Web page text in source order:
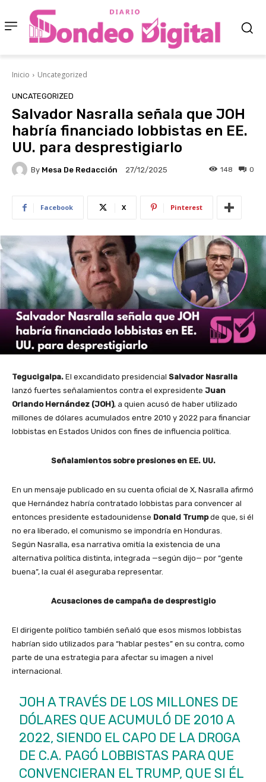
Inicio Uncategorized
UNCATEGORIZED
Salvador Nasralla señala que JOH
habría financiado lobbistas en EE.
UU. para desprestigiarlo
By Mesa De Redacción 27/12/2025 0
148
Facebook X Pinterest
Tegucigalpa. El excandidato presidencial Salvador Nasralla
lanzó fuertes señalamientos contra el expresidente Juan
Orlando Hernández (JOH), a quien acusó de haber utilizado
millones de dólares acumulados entre 2010 y 2022 para financiar
lobbistas en Estados Unidos con fines de influencia política.
Señalamientos sobre presiones en EE. UU.
En un mensaje publicado en su cuenta oficial de X, Nasralla afirmó
que Hernández habría contratado lobbistas para convencer al
entonces presidente estadounidense Donald Trumpde que, si él
no era liberado, el comunismo se impondría en Honduras.
Según Nasralla, esa narrativa omitía la existencia de una
alternativa política distinta, integrada —según dijo— por “gente
buena”, la cual él aseguraba representar.
Acusaciones de campaña de desprestigio
El dirigente político también señaló que esos mismos lobbistas
habrían sido utilizados para “hablar pestes” en su contra, como
parte de una estrategia para afectar su imagen a nivel
internacional.
JOH A TRAVÉS DE LOS MILLONES DE
DÓLARES QUE ACUMULÓ DE 2010 A
2022, SIENDO EL CAPO DE LA DROGA
DE C.A. PAGÓ LOBBISTAS PARA QUE
CONVENCIERAN EL TRUMP, QUE SI ÉL